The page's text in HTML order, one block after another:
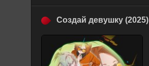
Создай девушку (2025)